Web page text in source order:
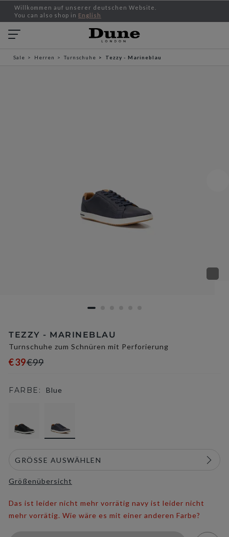
Willkommen auf unserer deutschen Website.
You can also shop in English
Sale Herren Turnschuhe Tezzy - Marineblau
TEZZY - MARINEBLAU
Turnschuhe zum Schnüren mit Perforierung
€39€99
FARBE: Blue
Größenübersicht
Das ist leider nicht mehr vorrätig navy ist leider nicht
mehr vorrätig. Wie wäre es mit einer anderen Farbe?